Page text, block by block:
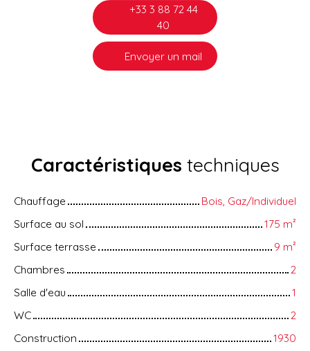
+33 3 88 72 44
40
Envoyer un mail
Caractéristiques techniques
Chauffage
Bois, Gaz/Individuel
Surface au sol
175 m²
Surface terrasse
9 m²
Chambres
2
Salle d'eau
1
WC
2
Construction
1930